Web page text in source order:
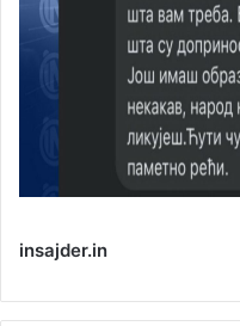
insajder.in